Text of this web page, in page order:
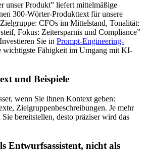
unser Produkt” liefert mittelmäßige
300-Wörter-Produkttext für unsere
CFOs im Mittelstand, Tonalität:
Fokus: Zeitersparnis und Compliance”
Sie in Prompt-Engineering-
Fähigkeit im Umgang mit KI-
und Beispiele
wenn Sie ihnen Kontext geben:
Zielgruppenbeschreibungen. Je mehr
bereitstellen, desto präziser wird das
Entwurfsassistent, nicht als